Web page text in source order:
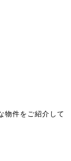
物件をご紹介して